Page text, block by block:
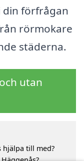
förfrågan
rörmokare
städerna.
utan
hjälpa till med?